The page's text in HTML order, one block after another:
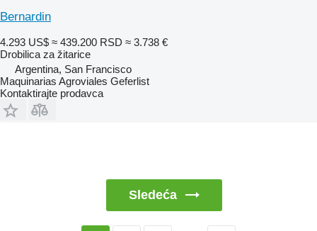
Bernardin
4.293 US$ ≈ 439.200 RSD ≈ 3.738 €
Drobilica za žitarice
Argentina, San Francisco
Maquinarias Agroviales Geferlist
Kontaktirajte prodavca
Sledeća